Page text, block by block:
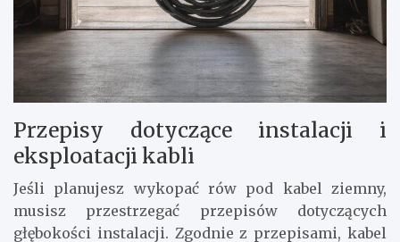
Przepisy dotyczące instalacji i
eksploatacji kabli
Jeśli planujesz wykopać rów pod kabel ziemny,
musisz przestrzegać przepisów dotyczących
głębokości instalacji. Zgodnie z przepisami, kabel